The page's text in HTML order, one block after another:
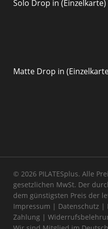
Solo Drop in (Einzelkarte)
Matte Drop in
© 2026 PILATESplus. Alle
gesetzlichen MwSt. Der
dem günstigsten Preis der
Impressum | Datenschutz |
Zahlung |